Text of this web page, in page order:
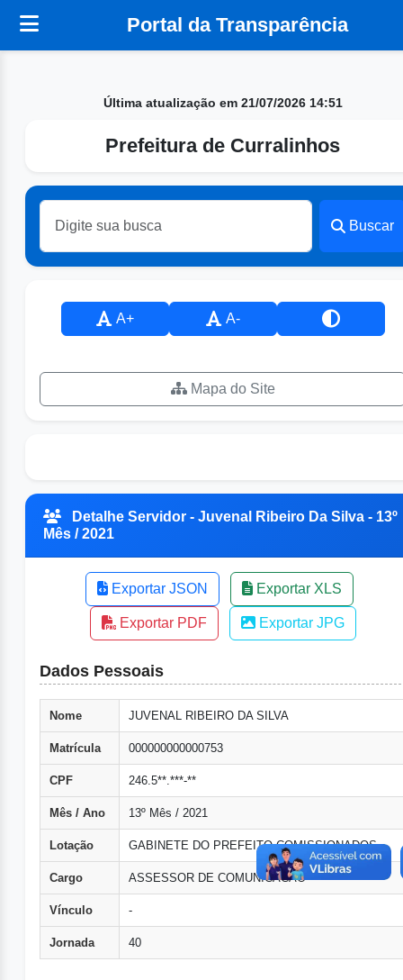
Portal da Transparência
Última atualização em 21/07/2026 14:51
Prefeitura de Curralinhos
Buscar
A+ A-
Mapa do Site
Detalhe Servidor - Juvenal Ribeiro Da Silva - 13º
Mês / 2021
Exportar JSON Exportar XLS
Exportar PDF Exportar JPG
Dados Pessoais
Nome JUVENAL RIBEIRO DA SILVA
Matrícula 000000000000753
CPF 246.5**.***-**
Mês / Ano 13º Mês / 2021
Lotação GABINETE DO PREFEITO COMISSIONADOS
Cargo ASSESSOR DE COMUNICACAO
Vínculo -
Jornada 40